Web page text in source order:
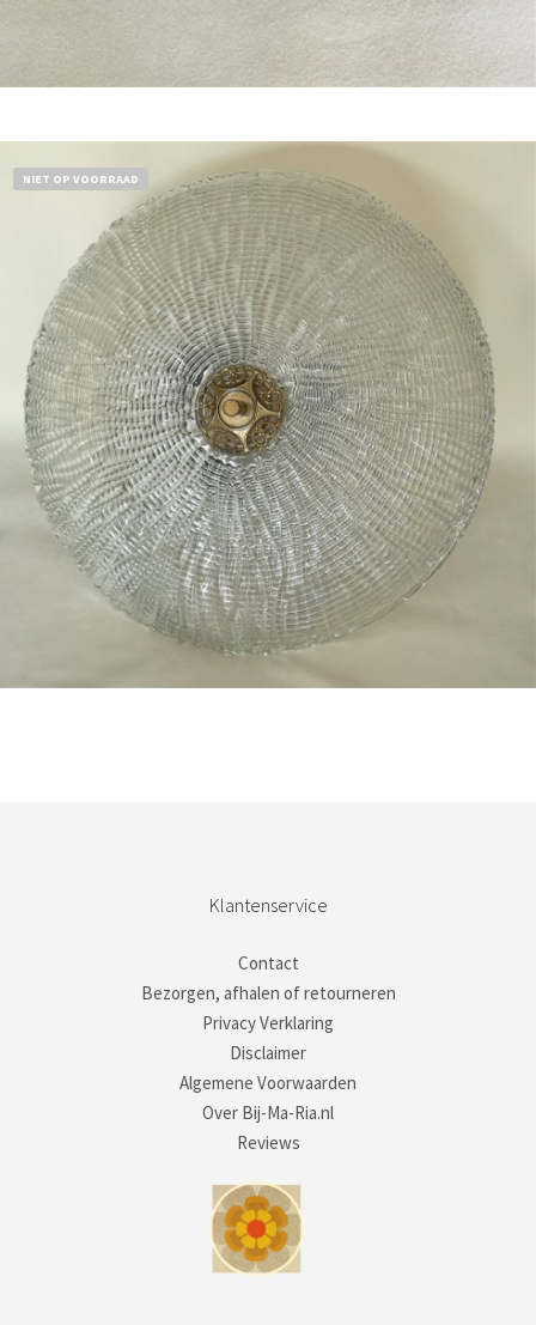
NIET OP VOORRAAD
Klantenservice
Contact
Bezorgen, afhalen of retourneren
Privacy Verklaring
Disclaimer
Algemene Voorwaarden
Over Bij-Ma-Ria.nl
Reviews